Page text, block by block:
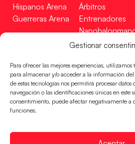
Gestionar
Para ofrecer las mejores experiencias, utilizamos
para almacenar y/o acceder a la información
de estas tecnologías nos permitirá procesar
navegación o las identificaciones únicas en este
consentimiento, puede afectar negativamente a
funciones.
Hispanos Arena
Guerreras Arena
Árbitros
Entrenadores
Tienda
Incidencias
CONTACTO
EN